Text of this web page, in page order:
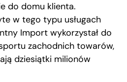
do domu klienta.
w tego typu usługach
Import wykorzystał do
zachodnich towarów,
dziesiątki milionów